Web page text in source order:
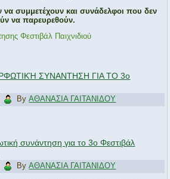
συμμετέχουν και συνάδελφοι που δεν
να παρευρεθούν.
Φεστιβάλ Παιχνιδιού
ΣΥΝΑΝΤΗΣΗ ΓΙΑ ΤΟ 3ο
By ΑΘΑΝΑΣΙΑ ΓΑΙΤΑΝΙΔΟΥ
συνάντηση για το 3ο Φεστιβάλ
By ΑΘΑΝΑΣΙΑ ΓΑΙΤΑΝΙΔΟΥ